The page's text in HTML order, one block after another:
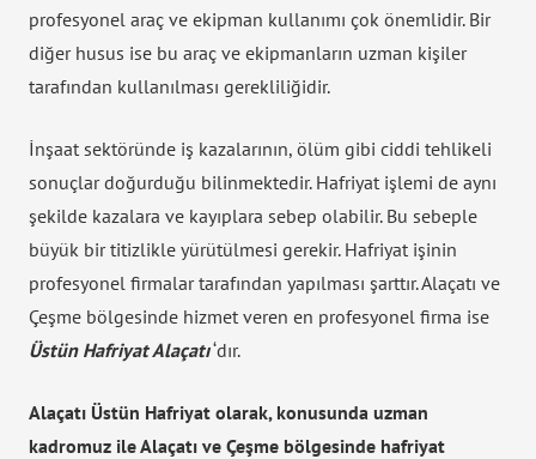
profesyonel araç ve ekipman kullanımı çok önemlidir. Bir
diğer husus ise bu araç ve ekipmanların uzman kişiler
tarafından kullanılması gerekliliğidir.
İnşaat sektöründe iş kazalarının, ölüm gibi ciddi tehlikeli
sonuçlar doğurduğu bilinmektedir. Hafriyat işlemi de aynı
şekilde kazalara ve kayıplara sebep olabilir. Bu sebeple
büyük bir titizlikle yürütülmesi gerekir. Hafriyat işinin
profesyonel firmalar tarafından yapılması şarttır. Alaçatı ve
Çeşme bölgesinde hizmet veren en profesyonel firma ise
Üstün Hafriyat Alaçatı‘dır.
Alaçatı Üstün Hafriyat olarak, konusunda uzman
kadromuz ile Alaçatı ve Çeşme bölgesinde hafriyat